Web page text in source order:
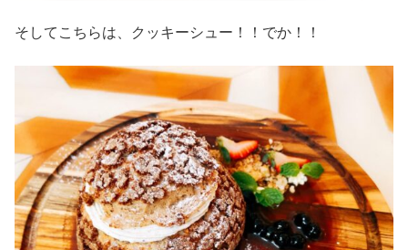
そしてこちらは、クッキーシュー！！でか！！